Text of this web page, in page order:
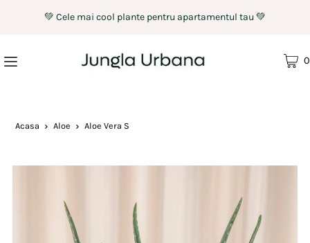
💚 Cele mai cool plante pentru apartamentul tau 💚
0
Acasa Aloe Aloe Vera S